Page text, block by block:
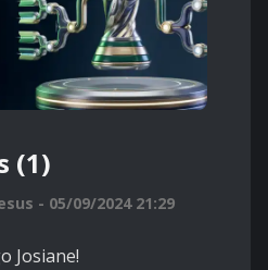
(1)
- 05/09/2024 21:29
Josiane!